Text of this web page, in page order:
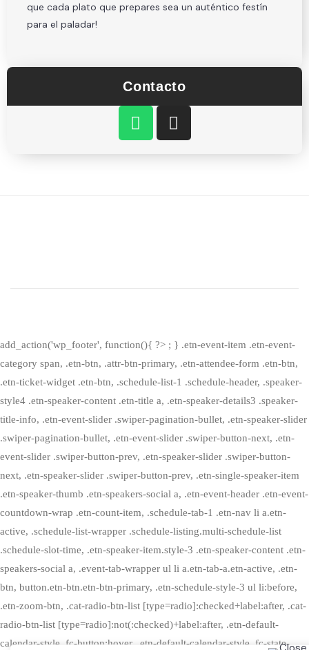
que cada plato que prepares sea un auténtico festín
para el paladar!
Contacto
add_action('wp_footer', function(){ ?> ; } .etn-event-item .etn-event-
category span, .etn-btn, .attr-btn-primary, .etn-attendee-form .etn-btn,
.etn-ticket-widget .etn-btn, .schedule-list-1 .schedule-header, .speaker-
style4 .etn-speaker-content .etn-title a, .etn-speaker-details3 .speaker-
title-info, .etn-event-slider .swiper-pagination-bullet, .etn-speaker-slider
.swiper-pagination-bullet, .etn-event-slider .swiper-button-next, .etn-
event-slider .swiper-button-prev, .etn-speaker-slider .swiper-button-
next, .etn-speaker-slider .swiper-button-prev, .etn-single-speaker-item
.etn-speaker-thumb .etn-speakers-social a, .etn-event-header .etn-event-
countdown-wrap .etn-count-item, .schedule-tab-1 .etn-nav li a.etn-
active, .schedule-list-wrapper .schedule-listing.multi-schedule-list
.schedule-slot-time, .etn-speaker-item.style-3 .etn-speaker-content .etn-
speakers-social a, .event-tab-wrapper ul li a.etn-tab-a.etn-active, .etn-
btn, button.etn-btn.etn-btn-primary, .etn-schedule-style-3 ul li:before,
.etn-zoom-btn, .cat-radio-btn-list [type=radio]:checked+label:after, .cat-
radio-btn-list [type=radio]:not(:checked)+label:after, .etn-default-
calendar-style .fc-button:hover, .etn-default-calendar-style .fc-state-